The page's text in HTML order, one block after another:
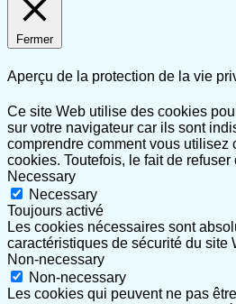
Fermer
Aperçu de la protection de la vie
Ce site Web utilise des cookies
sur votre navigateur car ils sont
comprendre comment vous utilisez
cookies. Toutefois, le fait de
Necessary
Necessary
Toujours activé
Les cookies nécessaires sont
caractéristiques de sécurité du site
Non-necessary
Non-necessary
Les cookies qui peuvent ne pas